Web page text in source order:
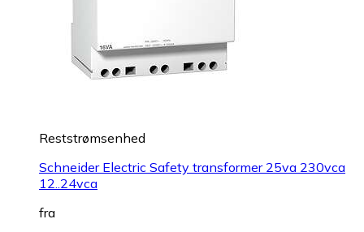
Reststrømsenhed
Schneider Electric Safety transformer 25va 230vca
12..24vca
fra